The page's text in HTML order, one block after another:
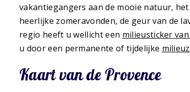
vakantiegangers aan de mooie natuur,
heerlijke zomeravonden, de geur van de
regio heeft u wellicht een milieusticker van
u door een permanente of tijdelijke
Kaart van de Provence